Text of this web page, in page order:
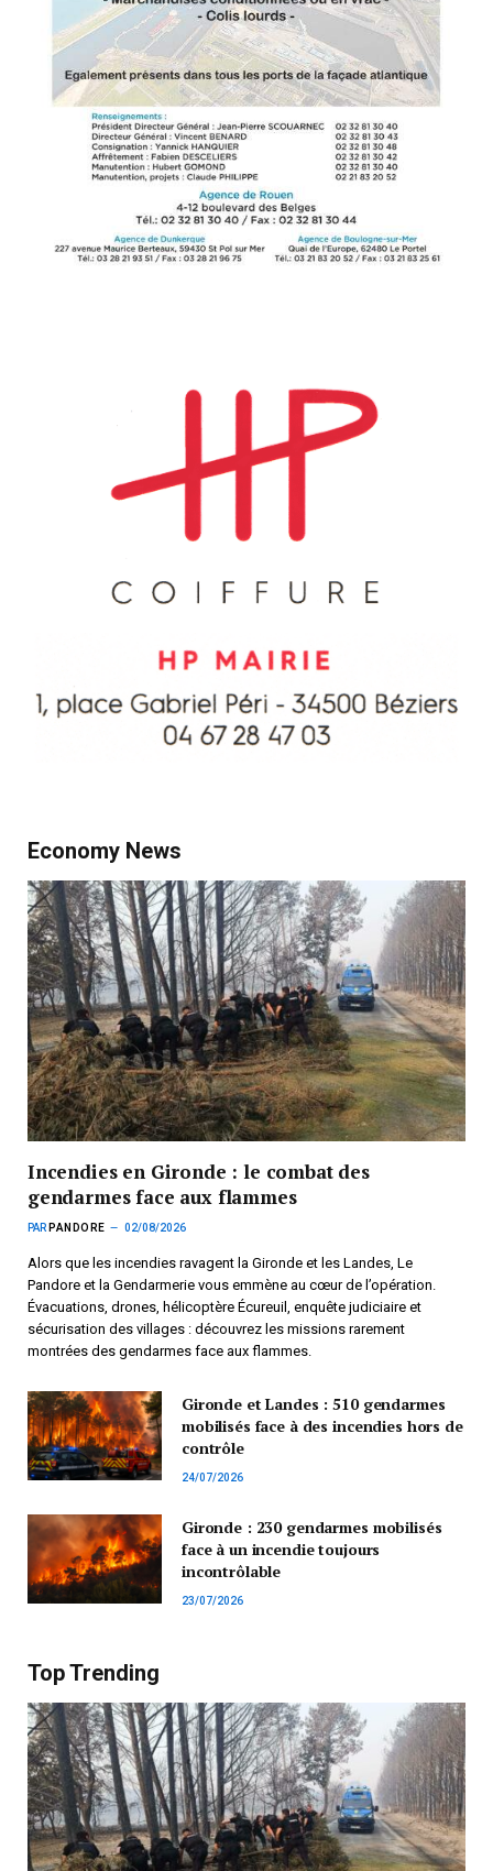
Economy News
Incendies en Gironde : le combat des
gendarmes face aux flammes
PAR PANDORE 02/08/2026
Alors que les incendies ravagent la Gironde et les Landes, Le
Pandore et la Gendarmerie vous emmène au cœur de l’opération.
Évacuations, drones, hélicoptère Écureuil, enquête judiciaire et
sécurisation des villages : découvrez les missions rarement
montrées des gendarmes face aux flammes.
Gironde et Landes : 510 gendarmes
mobilisés face à des incendies hors de
contrôle
24/07/2026
Gironde : 230 gendarmes mobilisés
face à un incendie toujours
incontrôlable
23/07/2026
Top Trending